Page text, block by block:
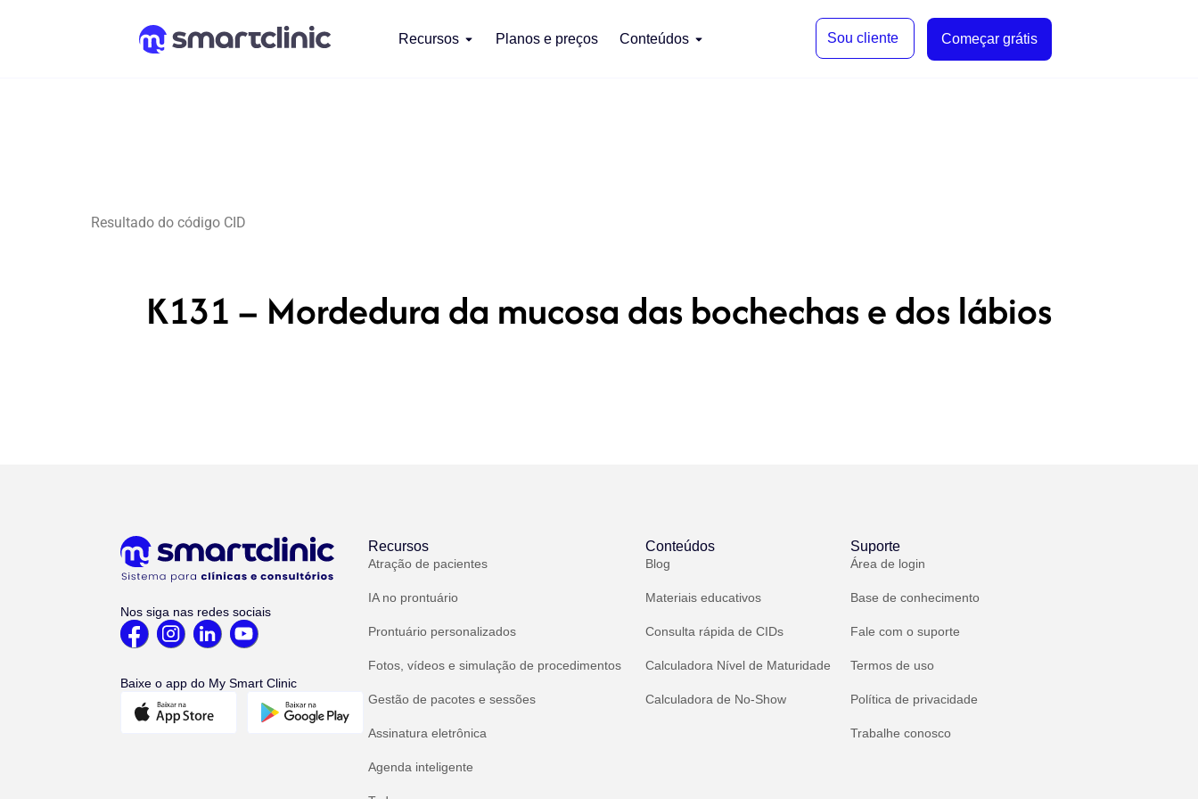
Recursos Planos e preços Conteúdos Sou cliente Começar grátis
Resultado do código CID
K131 – Mordedura da mucosa das bochechas e dos lábios
Nos siga nas redes sociais
Baixe o app do My Smart Clinic
Recursos
Atração de pacientes
IA no prontuário
Prontuário personalizados
Fotos, vídeos e simulação de procedimentos
Gestão de pacotes e sessões
Assinatura eletrônica
Agenda inteligente
Conteúdos
Blog
Materiais educativos
Consulta rápida de CIDs
Calculadora Nível de Maturidade
Calculadora de No-Show
Suporte
Área de login
Base de conhecimento
Fale com o suporte
Termos de uso
Política de privacidade
Trabalhe conosco